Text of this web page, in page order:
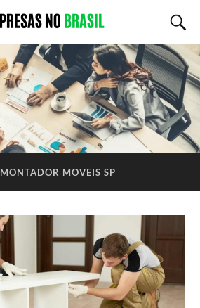
MONTADOR MOVEIS SP